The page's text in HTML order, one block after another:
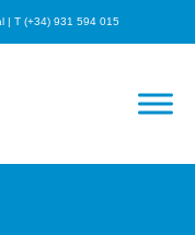
| T (+34) 931 594 015